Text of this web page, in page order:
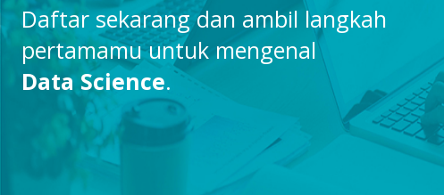
Daftar sekarang dan ambil langkah
pertamamu untuk mengenal
Data Science.